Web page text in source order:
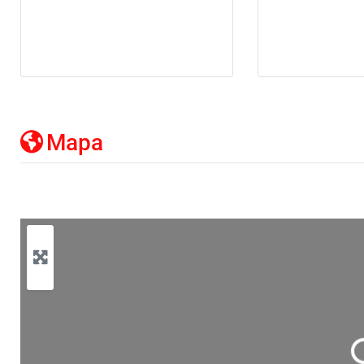
Mapa